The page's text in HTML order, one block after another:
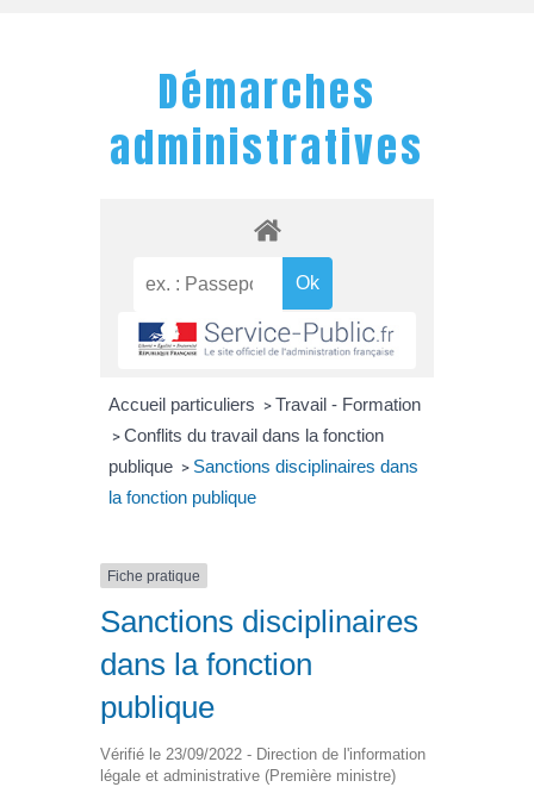
Démarches
administratives
Accueil particuliers > Travail - Formation
> Conflits du travail dans la fonction
publique > Sanctions disciplinaires dans
la fonction publique
Fiche pratique
Sanctions disciplinaires
dans la fonction
publique
Vérifié le 23/09/2022 - Direction de l'information
légale et administrative (Première ministre)